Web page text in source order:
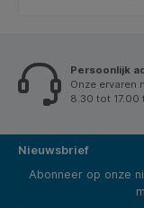
Persoonlijk
Onze ervaren
8.30 tot
Nieuwsbrief
Abonneer op onze